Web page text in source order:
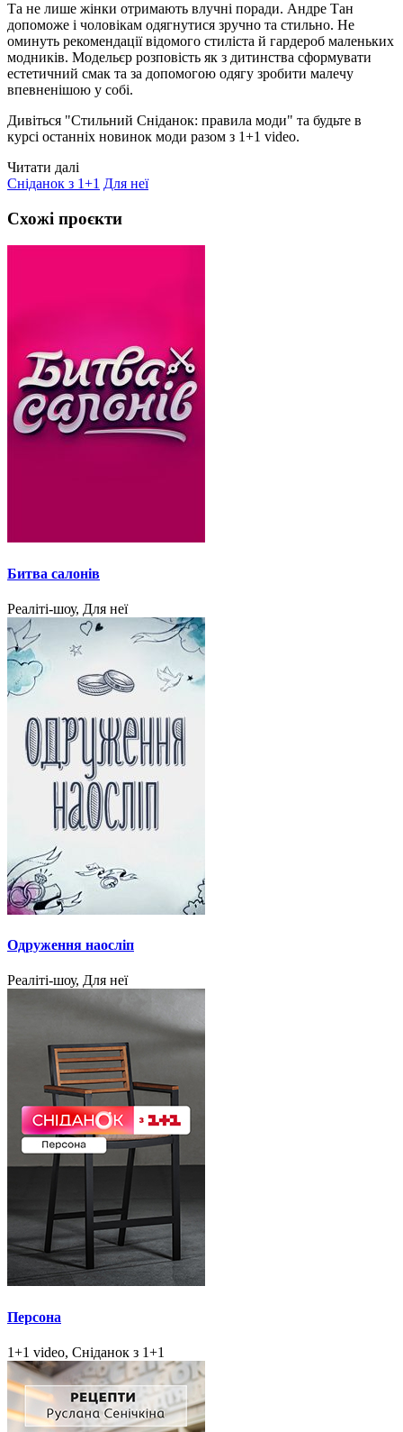
Та не лише жінки отримають влучні поради. Андре Тан
допоможе і чоловікам одягнутися зручно та стильно. Не
оминуть рекомендації відомого стиліста й гардероб маленьких
модників. Модельєр розповість як з дитинства сформувати
естетичний смак та за допомогою одягу зробити малечу
впевненішою у собі.
Дивіться "Стильний Сніданок: правила моди" та будьте в
курсі останніх новинок моди разом з 1+1 video.
Читати далі
Сніданок з 1+1 Для неї
Схожі проєкти
Битва салонів
Реаліті-шоу, Для неї
Одруження наосліп
Реаліті-шоу, Для неї
Персона
1+1 video, Сніданок з 1+1